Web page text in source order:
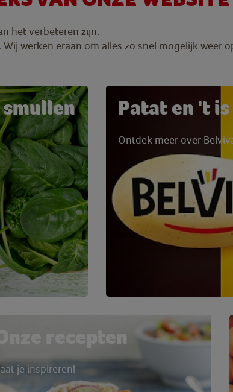
het verbeteren zijn.
werken eraan om alles zo snel mogelijk weer
Patat en 't
Ontdek meer over
recepten
je inspireren!